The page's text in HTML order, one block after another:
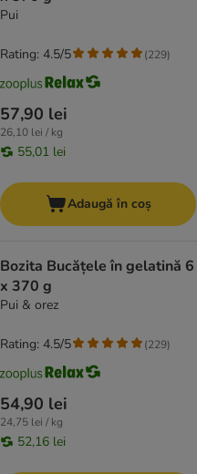
Pui
57,90 lei
26,10 lei / kg
55,01 lei
Rating: 4.5/5 (229)
Adaugă în coș
Bozita Bucățele în gelatină 6
x 370 g
Pui & orez
54,90 lei
24,75 lei / kg
52,16 lei
Rating: 4.5/5 (229)